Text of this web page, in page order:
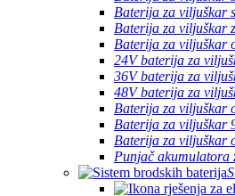
Baterija za viljuškar
Baterija za viljuškar
Baterija za viljuškar
24V baterija za
36V baterija za
48V baterija za
Baterija za viljuškar
Baterija za viljuškar
Baterija za viljuškar
Punjač akumulatora